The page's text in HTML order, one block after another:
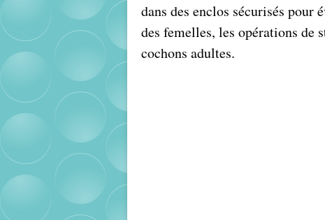
dans des enclos sécurisés pour
des femelles, les opérations de
cochons adultes.